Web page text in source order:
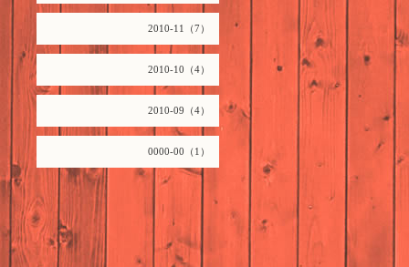
2010-11（7）
2010-10（4）
2010-09（4）
0000-00（1）